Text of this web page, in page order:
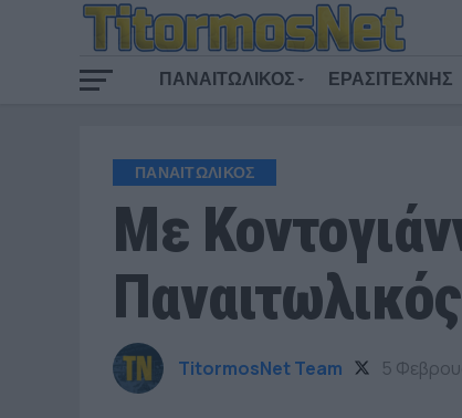
ΠΑΝΑΙΤΩΛΙΚΟΣ ΕΡΑΣΙΤΕΧΝΗΣ
ΠΑΝΑΙΤΩΛΙΚΟΣ
Με
TitormosNet Team 5